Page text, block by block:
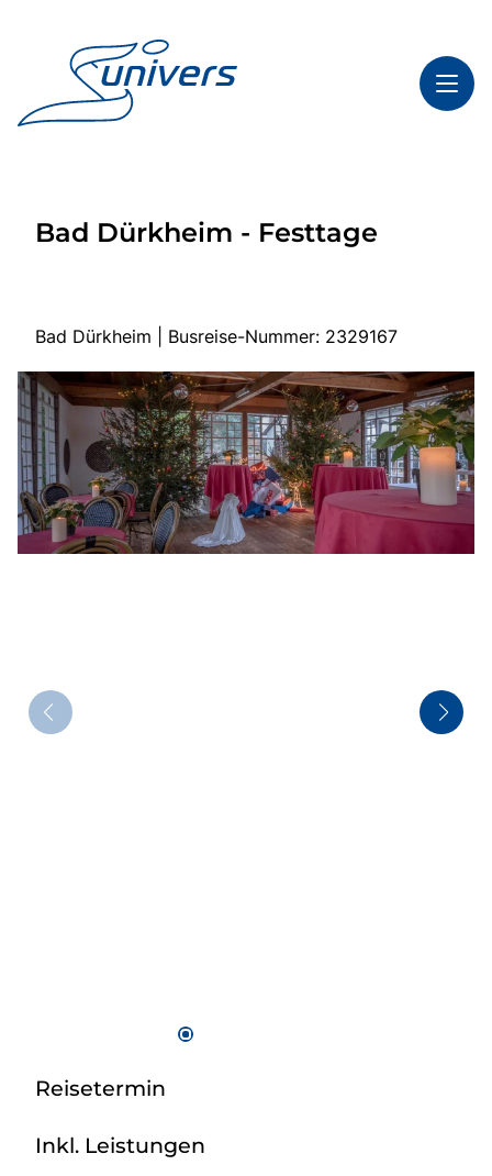
Highlights
Start
Mehrtagesfahrten
Tagesfahrten
Flugreisen
Busanmietung
Bad Dürkheim - Festtage
Bad Dürkheim | Busreise-Nummer: 2329167
Reisetermin
Inkl. Leistungen